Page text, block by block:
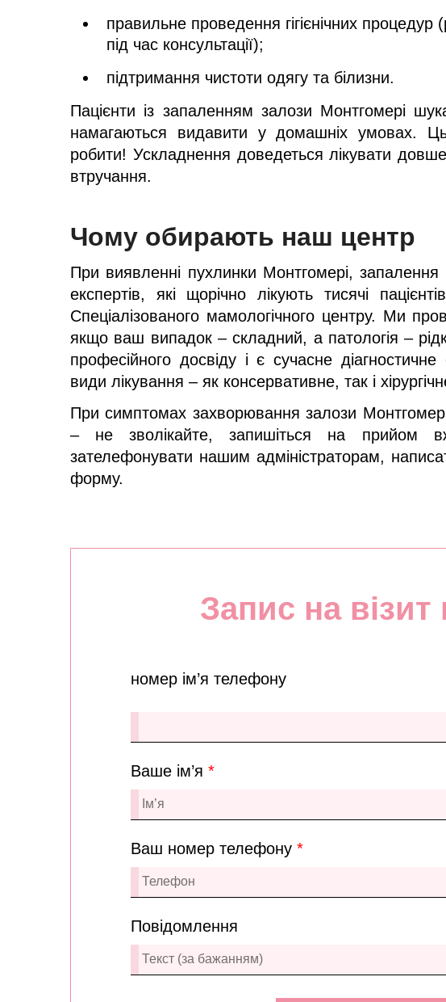
правильне проведення гігієнічних
під час консультації);
підтримання чистоти одягу та білизни.
Пацієнти із запаленням залози Монтгомері
намагаються видавити у домашніх умовах.
робити! Ускладнення доведеться лікувати
втручання.
Чому обирають наш центр
При виявленні пухлинки Монтгомері, запалення
експертів, які щорічно лікують тисячі
Спеціалізованого мамологічного центру. Ми
якщо ваш випадок – складний, а патологія –
професійного досвіду і є сучасне
види лікування – як консервативне, так і
При симптомах захворювання залози
– не зволікайте, запишіться на прийом
зателефонувати нашим адміністраторам,
форму.
Запис на візит
номер ім’я телефону
Ваше ім’я *
Ваш номер телефону *
Повідомлення